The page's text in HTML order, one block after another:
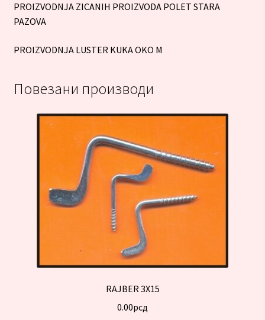
PROIZVODNJA ZICANIH PROIZVODA POLET STARA
PAZOVA
PROIZVODNJA LUSTER KUKA OKO M
Повезани производи
RAJBER 3X15
0.00рсд